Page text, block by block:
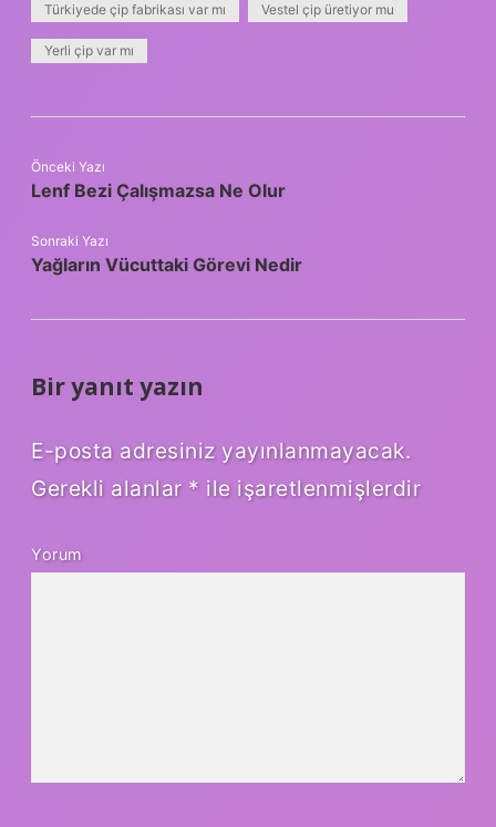
Türkiyede çip fabrikası var mı Vestel çip üretiyor mu
Yerli çip var mı
Önceki Yazı
Lenf Bezi Çalışmazsa Ne Olur
Sonraki Yazı
Yağların Vücuttaki Görevi Nedir
Bir yanıt yazın
E-posta adresiniz yayınlanmayacak.
Gerekli alanlar * ile işaretlenmişlerdir
Yorum